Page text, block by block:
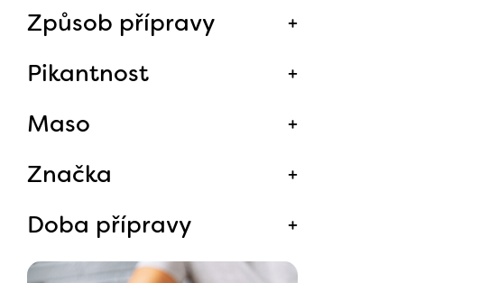
Způsob přípravy
Pikantnost
Maso
Značka
Doba přípravy